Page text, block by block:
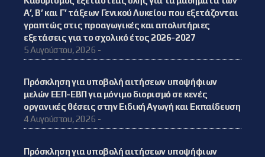
Α’, Β’ και Γ’ τάξεων Γενικού Λυκείου που εξετάζονται
γραπτώς στις προαγωγικές και απολυτήριες
εξετάσεις για το σχολικό έτος 2026-2027
5 Αυγούστου, 2026 -
Πρόσκληση για υποβολή αιτήσεων υποψήφιων
μελών ΕΕΠ-ΕΒΠ για μόνιμο διορισμό σε κενές
οργανικές θέσεις στην Ειδική Αγωγή και Εκπαίδευση
4 Αυγούστου, 2026 -
Πρόσκληση για υποβολή αιτήσεων υποψήφιων